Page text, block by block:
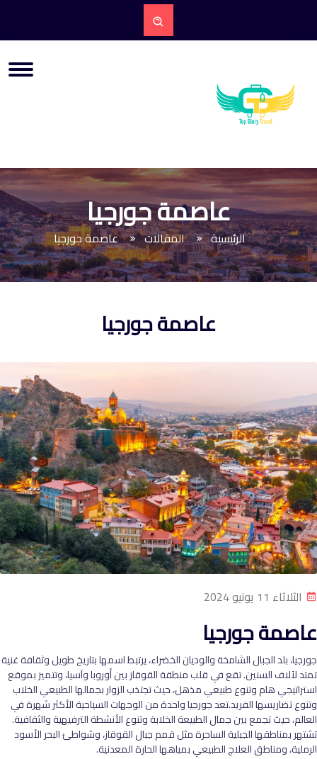
عاصمة جورجيا
الرئيسية المقالات عاصمة جورجيا
عاصمة جورجيا
الثلاثاء 11 يونيو 2024
عاصمة جورجيا
جورجيا، بلد الجبال الشامخة والوديان الخضراء، يرتبط اسمها بتاريخ طويل وثقافة غنية
تمتد لآلاف السنين. تقع في قلب منطقة القوقاز بين أوروبا وآسيا، وتتميز بموقع
استراتيجي هام وتنوع طبيعي مذهل، حيث تجتذب الزوار بجمالها الطبيعي الخلاب
وتنوع تضاريسها الفريد.تعد جورجيا واحدة من الوجهات السياحية الأكثر شهرة في
العالم، حيث تجمع بين جمال الطبيعة الخلابة وتنوع الأنشطة الترفيهية والثقافية.
تشتهر بمناطقها الجبلية الساحرة مثل قمم جبال القوقاز، وشواطئ البحر الأسود
الرملية، ومناطق العلاج الطبيعي بمياهها الحارة المعدنية.